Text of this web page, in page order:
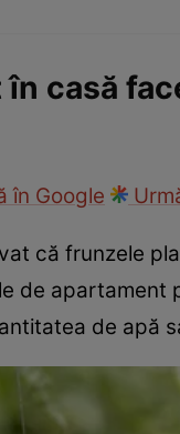
casă
în Google
că frunzele
de
de apă